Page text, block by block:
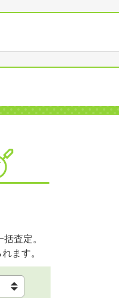
査定。
ます。